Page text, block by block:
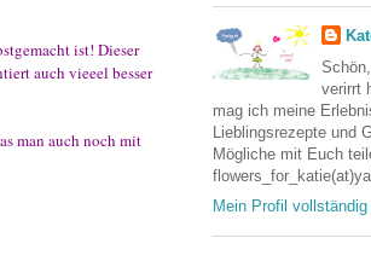
ist! Dieser
auch vieeel besser
man auch noch mit
verirrt
mag ich meine
Lieblingsrezepte und
Mögliche mit Euch
Mein Profil vollständig